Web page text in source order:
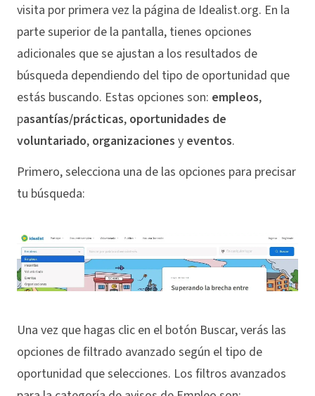
visita por primera vez la página de Idealist.org. En la
parte superior de la pantalla, tienes opciones
adicionales que se ajustan a los resultados de
búsqueda dependiendo del tipo de oportunidad que
estás buscando. Estas opciones son: empleos,
pasantías/prácticas, oportunidades de
voluntariado, organizaciones y eventos.
Primero, selecciona una de las opciones para precisar
tu búsqueda:
Una vez que hagas clic en el botón Buscar, verás las
opciones de filtrado avanzado según el tipo de
oportunidad que selecciones. Los filtros avanzados